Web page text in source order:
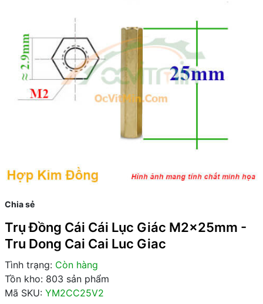
Chia sẻ
Trụ Đồng Cái Cái Lục Giác M2x25mm -
Tru Dong Cai Cai Luc Giac
Tình trạng: Còn hàng
Tồn kho: 803 sản phẩm
Mã SKU: YM2CC25V2